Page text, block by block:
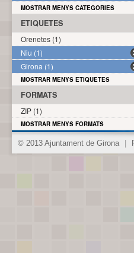
MOSTRAR MENYS CATEGORIES
ETIQUETES
Orenetes (1)
Niu (1)
Girona (1)
MOSTRAR MENYS ETIQUETES
FORMATS
ZIP (1)
MOSTRAR MENYS FORMATS
© 2013 Ajuntament de Girona